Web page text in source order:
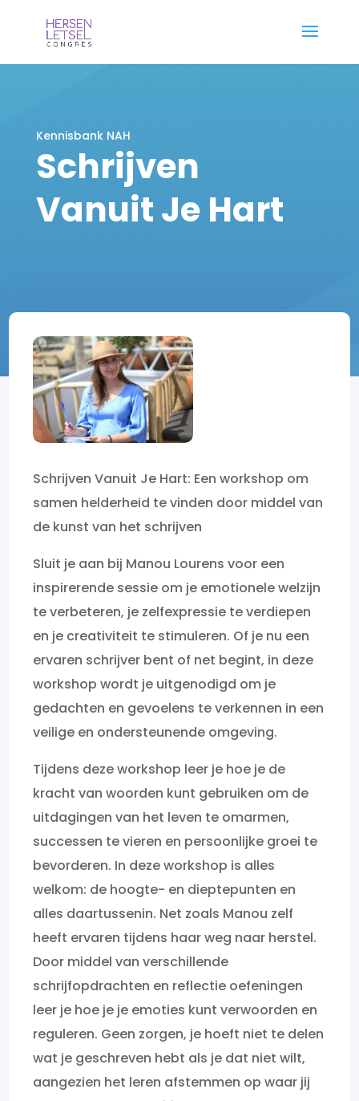
Kennisbank NAH
Schrijven
Vanuit Je Hart
Schrijven Vanuit Je Hart: Een workshop om
samen helderheid te vinden door middel van
de kunst van het schrijven
Sluit je aan bij Manou Lourens voor een
inspirerende sessie om je emotionele welzijn
te verbeteren, je zelfexpressie te verdiepen
en je creativiteit te stimuleren. Of je nu een
ervaren schrijver bent of net begint, in deze
workshop wordt je uitgenodigd om je
gedachten en gevoelens te verkennen in een
veilige en ondersteunende omgeving.
Tijdens deze workshop leer je hoe je de
kracht van woorden kunt gebruiken om de
uitdagingen van het leven te omarmen,
successen te vieren en persoonlijke groei te
bevorderen. In deze workshop is alles
welkom: de hoogte- en dieptepunten en
alles daartussenin. Net zoals Manou zelf
heeft ervaren tijdens haar weg naar herstel.
Door middel van verschillende
schrijfopdrachten en reflectie oefeningen
leer je hoe je je emoties kunt verwoorden en
reguleren. Geen zorgen, je hoeft niet te delen
wat je geschreven hebt als je dat niet wilt,
aangezien het leren afstemmen op waar jij